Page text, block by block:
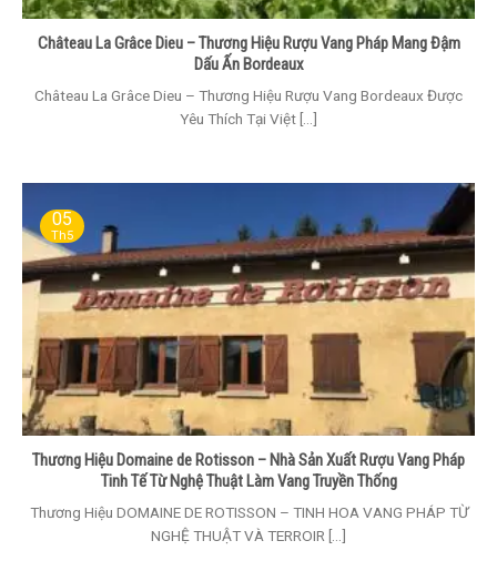
Château La Grâce Dieu – Thương Hiệu Rượu Vang Pháp Mang Đậm
Dấu Ấn Bordeaux
Château La Grâce Dieu – Thương Hiệu Rượu Vang Bordeaux Được
Yêu Thích Tại Việt [...]
Thương Hiệu Domaine de Rotisson – Nhà Sản Xuất Rượu Vang Pháp
Tinh Tế Từ Nghệ Thuật Làm Vang Truyền Thống
Thương Hiệu DOMAINE DE ROTISSON – TINH HOA VANG PHÁP TỪ
NGHỆ THUẬT VÀ TERROIR [...]
05
Th5